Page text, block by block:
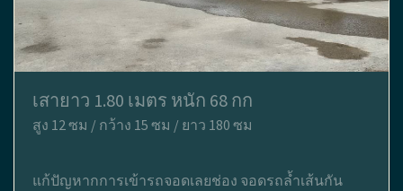
เสายาว 1.80 เมตร หนัก 68 กก
สูง 12 ซม / กว้าง 15 ซม / ยาว 180 ซม
แก้ปัญหากการเข้ารถจอดเลยช่อง จอดรถล้ำเส้นกัน